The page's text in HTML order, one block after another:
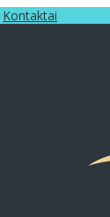
Kontaktai